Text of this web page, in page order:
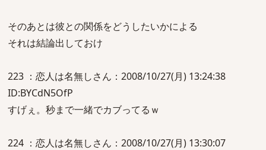
そのあとは彼との関係をどうしたいかによる
それは結論出しておけ
223 ：恋人は名無しさん：2008/10/27(月) 13:24:38
ID:BYCdN5OfP
すげぇ。秒まで一緒でカブってるｗ
224 ：恋人は名無しさん：2008/10/27(月) 13:30:07